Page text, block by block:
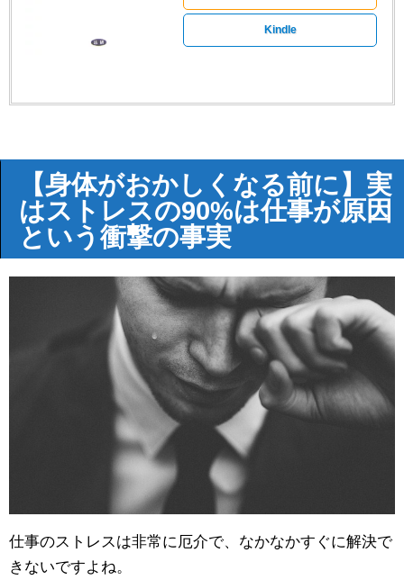
Kindle
【身体がおかしくなる前に】実
はストレスの90%は仕事が原因
という衝撃の事実
仕事のストレスは非常に厄介で、なかなかすぐに解決で
きないですよね。